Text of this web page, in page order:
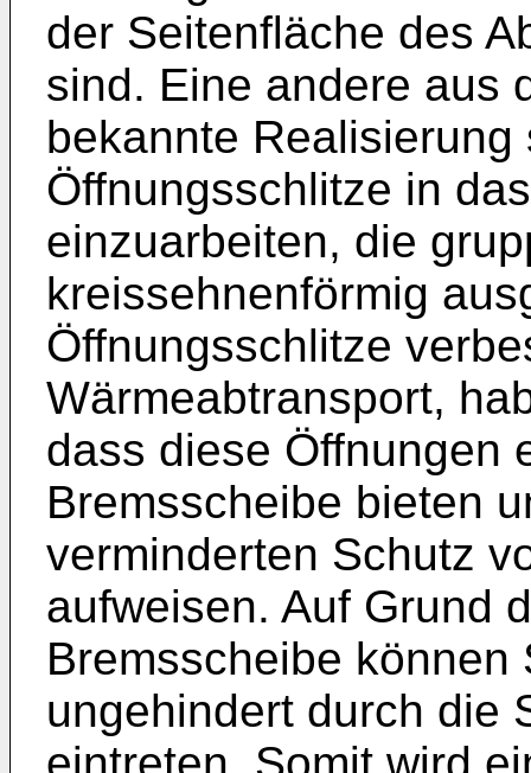
der Seitenfläche des
sind. Eine andere aus
bekannte Realisierung
Öffnungsschlitze in
einzuarbeiten, die
kreissehnenförmig
Öffnungsschlitze
Wärmeabtransport,
dass diese Öffnungen
Bremsscheibe bieten
verminderten Schutz
aufweisen. Auf Grund
Bremsscheibe können
ungehindert durch die